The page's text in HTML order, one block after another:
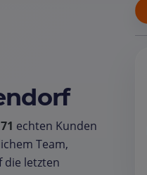
71 echten Kunden
Team,
die letzten